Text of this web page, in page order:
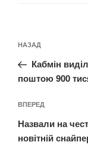
записів
Попередній
запис:
НАЗАД
Кабмін
поштою 900
Наступний
запис
ВПЕРЕД
Назвали на
новітній